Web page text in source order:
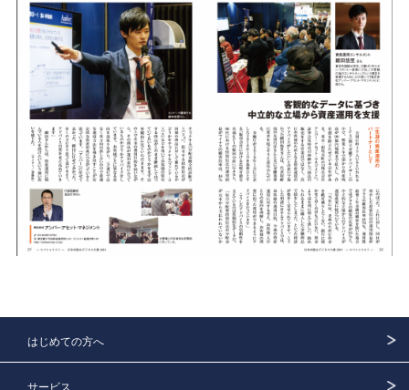
はじめての方へ
サービス